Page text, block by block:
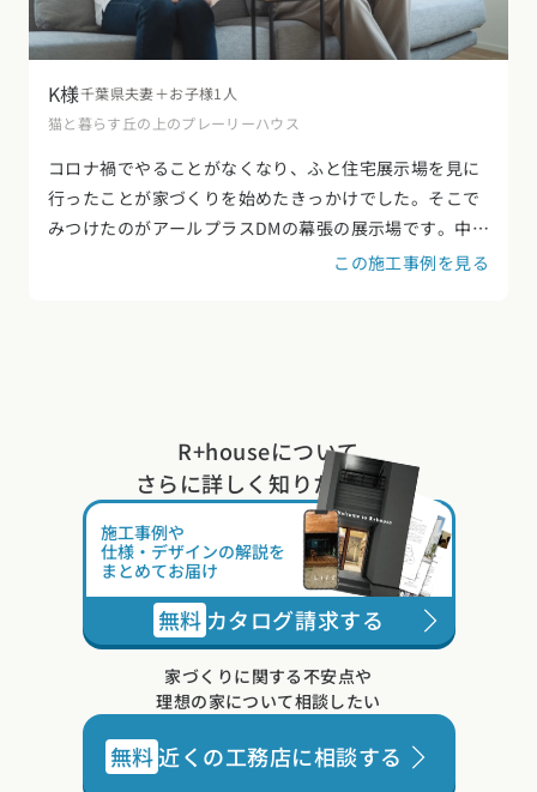
K様千葉県夫妻＋お子様1人
猫と暮らす丘の上のプレーリーハウス
コロナ禍でやることがなくなり、ふと住宅展示場を見に
行ったことが家づくりを始めたきっかけでした。そこで
みつけたのがアールプラスDMの幕張の展示場です。中庭
がある家に惹かれ自然と関心を持ちました。この施工事例を見る
R+houseについて
さらに詳しく知りたい方は
施工事例や
仕様・デザインの解説を
まとめてお届け
無料 カタログ請求する
家づくりに関する不安点や
理想の家について相談したい
無料近くの工務店に相談する